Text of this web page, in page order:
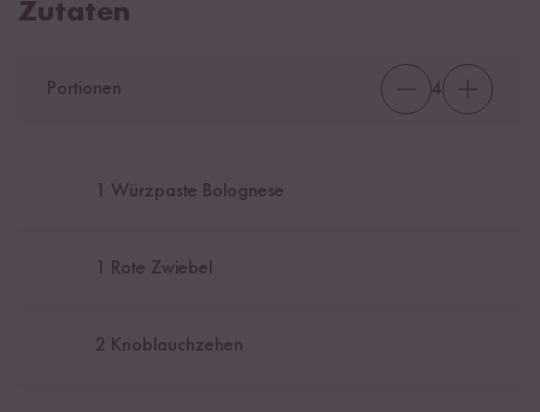
Zutaten
Portionen 4
Würzpaste Bolognese
1 Rote Zwiebel
2 Knoblauchzehen